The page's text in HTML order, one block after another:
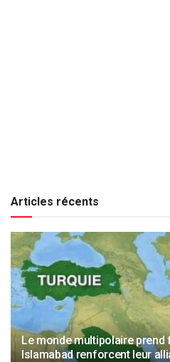
Articles récents
Le monde multipolaire prend
Islamabad renforcent leur